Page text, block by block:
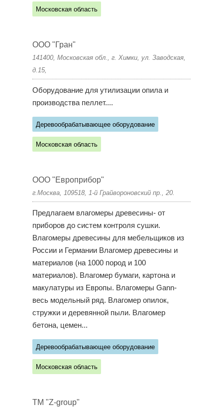
Московская область
ООО "Гран"
141400, Московская обл., г. Химки, ул. Заводская,
д.15,
Оборудование для утилизации опила и
производства пеллет....
Деревообрабатывающее оборудование
Московская область
ООО "Европрибор"
г.Москва, 109518, 1-й Грайвороновский пр., 20.
Предлагаем влагомеры древесины- от
приборов до систем контроля сушки.
Влагомеры древесины для мебельщиков из
России и Германии Влагомер древесины и
материалов (на 1000 пород и 100
материалов). Влагомер бумаги, картона и
макулатуры из Европы. Влагомеры Gann-
весь модельный ряд. Влагомер опилок,
стружки и деревянной пыли. Влагомер
бетона, цемен...
Деревообрабатывающее оборудование
Московская область
ТМ "Z-group"